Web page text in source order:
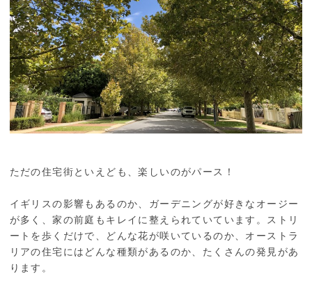
ただの住宅街といえども、楽しいのがパース！
イギリスの影響もあるのか、ガーデニングが好きなオージー
が多く、家の前庭もキレイに整えられていています。ストリ
ートを歩くだけで、どんな花が咲いているのか、オーストラ
リアの住宅にはどんな種類があるのか、たくさんの発見があ
ります。